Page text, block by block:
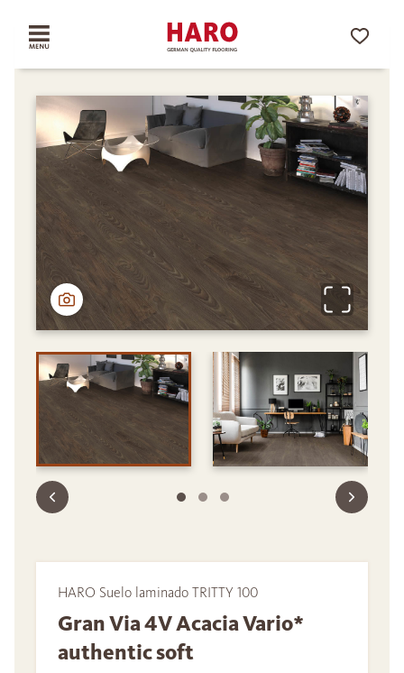
HARO Suelo laminado TRITTY 100
Gran Via 4V Acacia Vario*
authentic soft